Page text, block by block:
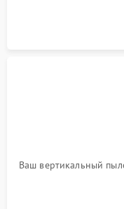
Ваш вертикальный